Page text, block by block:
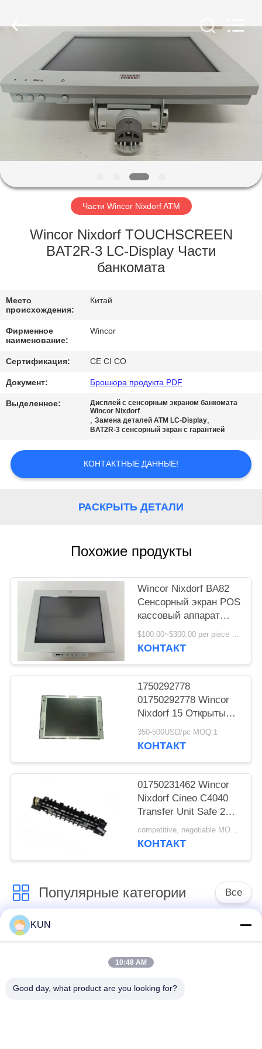
ДОМ
ПРОДУКТЫ
ПУТЕШЕСТВИЕ
ФАБРИКИ
ПРОВЕРКА
СВЯЖИТЕСЬ
МЫ
НОВОСТИ
СПРОСИТЕ
SITEMAP
Co.,Ltd..
Части Wincor Nixdorf ATM
Wincor Nixdorf TOUCHSCREEN
BAT2R-3 LC-Display Части
банкомата
Место
происхождения:
Китай
Фирменное
наименование:
Wincor
Сертификация: CE CI CO
Документ: Брошюра продукта PDF
Выделенное:
Дисплей с сенсорным экраном банкомата
Wincor Nixdorf
,Замена деталей АТМ LC-Display,
BAT2R-3 сенсорный экран с гарантией
КОНТАКТНЫЕ ДАННЫЕ!
РАСКРЫТЬ ДЕТАЛИ
Похожие продукты
Wincor Nixdorf BA82
Сенсорный экран POS
кассовый аппарат
монитор дисплей
высокого качества
$100.00~$300.00 per piece MOQ:1
КОНТАКТ
1750292778
01750292778 Wincor
Nixdorf 15 Открытый
экран высокой
яркости LCD Части
350-500USD/pc MOQ:1
КОНТАКТ
01750231462 Wincor
Nixdorf Cineo C4040
Transfer Unit Safe 2
Crs ATS ATM Machine
Parts
competitive, negotiable MOQ:1 шт
КОНТАКТ
Популярные категории Все
части машины atm
Части Wincor Nixdorf
KUN
10:48 AM
Good day, what product are you looking for?